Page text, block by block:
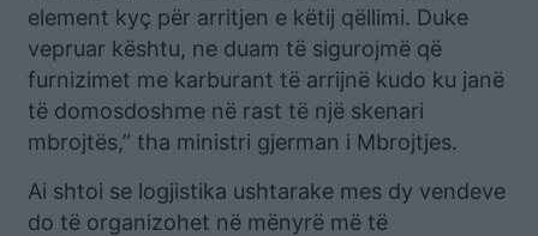
element kyç për arritjen e këtij qëllimi. Duke
vepruar kështu, ne duam të sigurojmë që
furnizimet me karburant të arrijnë kudo ku janë
të domosdoshme në rast të një skenari
mbrojtës,” tha ministri gjerman i Mbrojtjes.
Ai shtoi se logjistika ushtarake mes dy vendeve
do të organizohet në mënyrë më të